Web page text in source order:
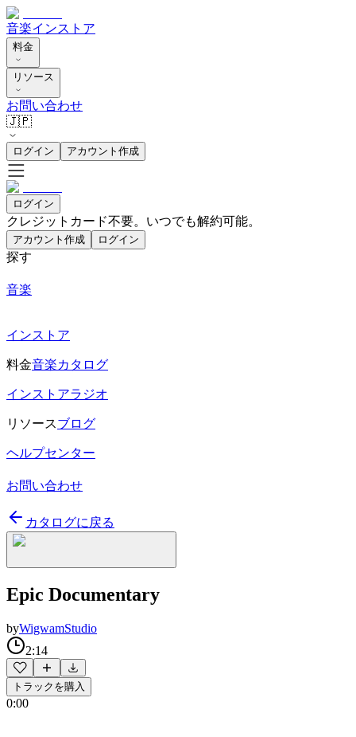
音楽インストア
料金
リソース
お問い合わせ
🇯🇵
ログイン アカウント作成
ログイン
クレジットカード不要。いつでも解約可能。
アカウント作成 ログイン
探す
音楽
インストア
料金音楽カタログ
インストアラジオ
リソースブログ
ヘルプセンター
お問い合わせ
カタログに戻る
Epic Documentary
byWigwamStudio
2:14
トラックを購入
0:00